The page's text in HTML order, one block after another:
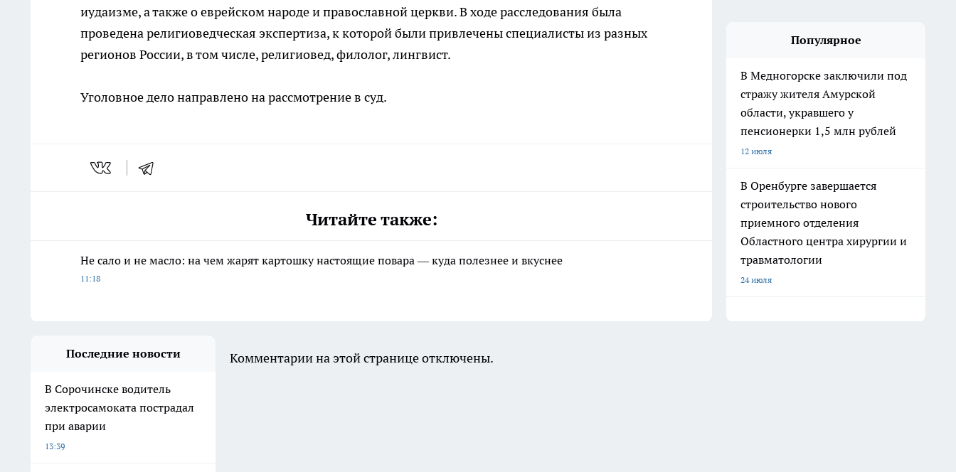
иудаизме, а также о еврейском народе и православной церкви. В ходе расследования была
проведена религиоведческая экспертиза, к которой были привлечены специалисты из разных
регионов России, в том числе, религиовед, филолог, лингвист.
Уголовное дело направлено на рассмотрение в суд.
Читайте также:
Не сало и не масло: на чем жарят картошку настоящие повара — куда полезнее и вкуснее
11:18
Популярное
В Медногорске заключили под
стражу жителя Амурской
области, укравшего у
пенсионерки 1,5 млн рублей
12 июля
В Оренбурге завершается
строительство нового
приемного отделения
Областного центра хирургии и
травматологии
24 июля
Последние новости
В Сорочинске водитель
электросамоката пострадал
при аварии
13:39
Комментарии на этой странице отключены.